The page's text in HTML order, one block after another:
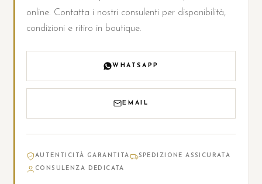
online. Contatta i nostri consulenti per disponibilità,
condizioni e ritiro in boutique.
WHATSAPP
EMAIL
AUTENTICITÀ GARANTITA
SPEDIZIONE ASSICURATA
CONSULENZA DEDICATA